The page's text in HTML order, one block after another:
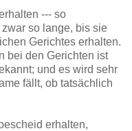
--- so
so lange, bis sie
Gerichtes erhalten.
bei den Gerichten ist
und es wird sehr
fällt, ob tatsächlich
erhalten,